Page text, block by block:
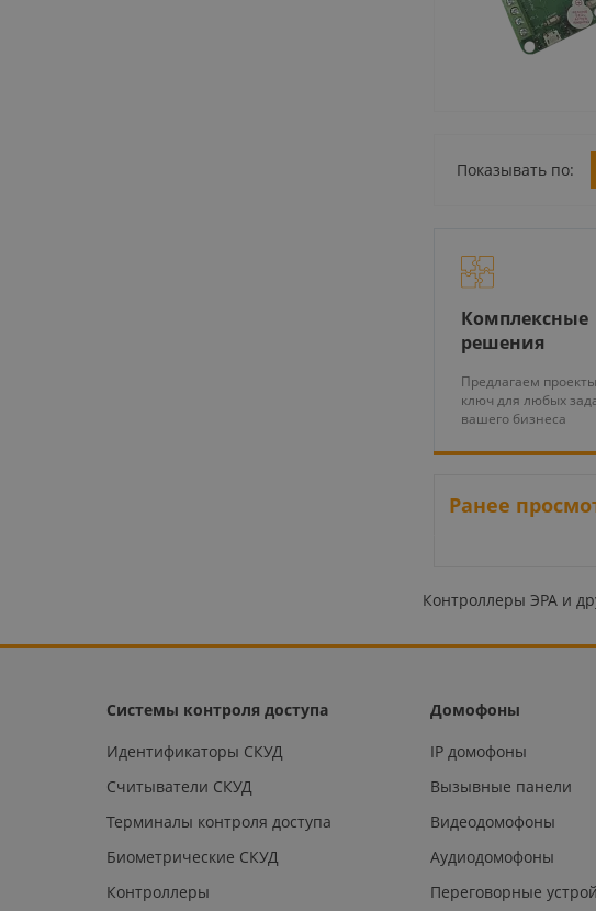
Показывать по:
Комплексные
решения
Предлагаем
ключ для любых
вашего бизнеса
Ранее
Контроллеры ЭРА и
Системы контроля доступа
Идентификаторы СКУД
Считыватели СКУД
Терминалы контроля доступа
Биометрические СКУД
Контроллеры
Домофоны
IP домофоны
Вызывные панели
Видеодомофоны
Аудиодомофоны
Переговорные